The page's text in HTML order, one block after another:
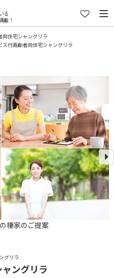
る
載！
向住宅シャングリラ
ス付高齢者向住宅シャングリラ
グリラ
ングリラ
棲家のご提案